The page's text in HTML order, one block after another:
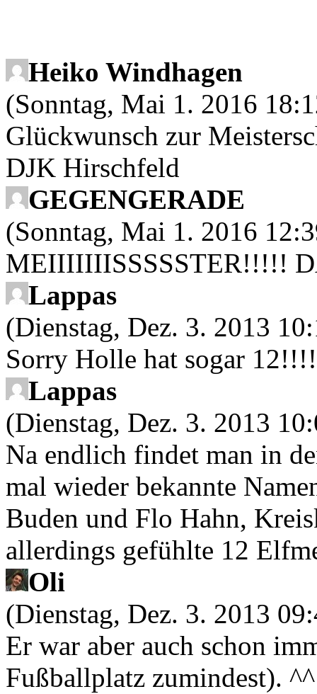
Heiko Windhagen
(Sonntag, Mai 1. 2016
Glückwunsch zur
DJK Hirschfeld
GEGENGERADE
(Sonntag, Mai 1. 2016
MEIIIIIIISSSSSTER!!!!!
Lappas
(Dienstag, Dez. 3. 2013
Sorry Holle hat sogar
Lappas
(Dienstag, Dez. 3. 2013
Na endlich findet man in
mal wieder bekannte
Buden und Flo Hahn,
allerdings gefühlte 12
Oli
(Dienstag, Dez. 3. 2013
Er war aber auch schon
Fußballplatz zumindest). ^^